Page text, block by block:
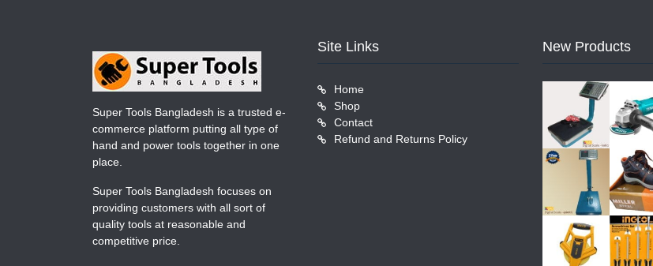
Super Tools Bangladesh is a trusted e-
commerce platform putting all type of
hand and power tools together in one
place.
Super Tools Bangladesh focuses on
providing customers with all sort of
quality tools at reasonable and
competitive price.
Site Links
Home
Shop
Contact
Refund and Returns Policy
New Products